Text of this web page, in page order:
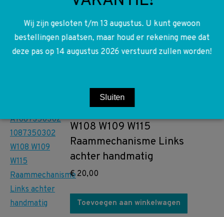
Houten lijst b stijl links voor
deur W108 W109
€15,00
W108 W109 W115
Raammechanisme Links
achter handmatig
€20,00
Toevoegen aan winkelwagen
Wij zijn gesloten t/m 13 augustus. U kunt gewoon
bestellingen plaatsen, maar houd er rekening mee dat
deze pas op 14 augustus 2026 verstuurd zullen worden!
Sluiten